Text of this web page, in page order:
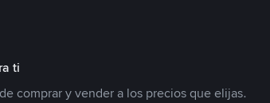
ti
comprar y vender a los precios que elijas.